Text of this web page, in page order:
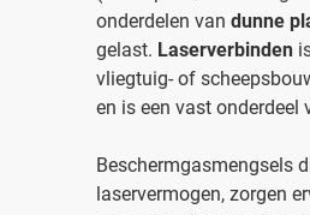
onderdelen van dunne
gelast. Laserverbinden
vliegtuig- of
en is een vast onderdeel
Beschermgasmengsels
laservermogen, zorgen